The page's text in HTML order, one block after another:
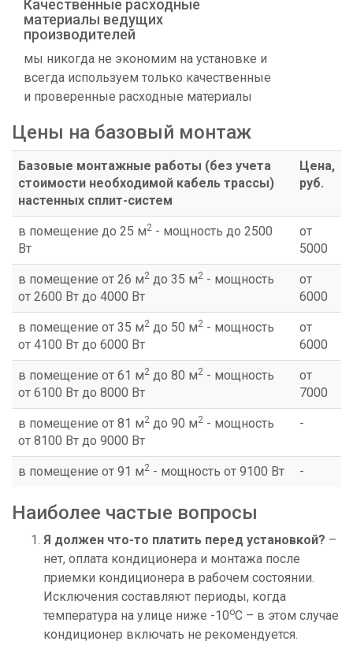
Качественные расходные
материалы ведущих
производителей
мы никогда не экономим на установке и
всегда используем только качественные
и проверенные расходные материалы
Цены на базовый монтаж
Базовые монтажные работы (без учета
стоимости необходимой кабель трассы)
настенных сплит-систем
Цена,
руб.
в помещение до 25 м2 - мощность до 2500
Вт
от
5000
в помещение от 26 м2 до 35 м2 - мощность
от 2600 Вт до 4000 Вт
от
6000
в помещение от 35 м2 до 50 м2 - мощность
от 4100 Вт до 6000 Вт
от
6000
в помещение от 61 м2 до 80 м2 - мощность
от 6100 Вт до 8000 Вт
от
7000
в помещение от 81 м2 до 90 м2 - мощность
от 8100 Вт до 9000 Вт
-
в помещение от 91 м2 - мощность от 9100 Вт -
Наиболее частые вопросы
Я должен что-то платить перед установкой? –
нет, оплата кондиционера и монтажа после
приемки кондиционера в рабочем состоянии.
Исключения составляют периоды, когда
температура на улице ниже -10oC – в этом случае
кондиционер включать не рекомендуется.